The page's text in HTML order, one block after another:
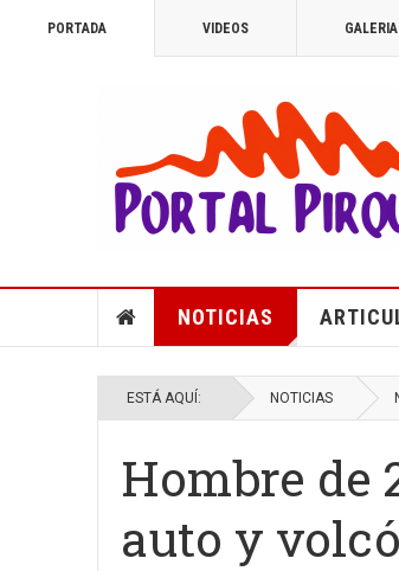
PORTADA VIDEOS GALERIA
NOTICIAS
ESTÁ AQUÍ: NOTICIAS
Hombre de
auto y